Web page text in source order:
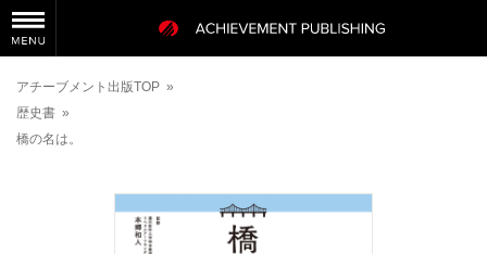
アチーブメント出版TOP »
歴史書 »
橋の名は。